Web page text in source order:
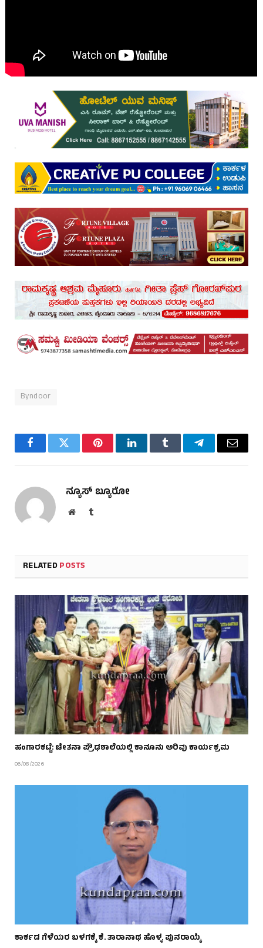
Byndoor
FacebookTwitter PinterestLinkedInTumblr TelegramEmail
ನ್ಯೂಸ್ ಬ್ಯೂರೋ
WebsiteTumblr
RELATEDPOSTS
ಹಂಗಾರಕಟ್ಟೆ: ಚೇತನಾ ಪ್ರೌಢಶಾಲೆಯಲ್ಲಿ ಕಾನೂನು ಅರಿವು ಕಾರ್ಯಕ್ರಮ
06/08/2026
ಕಾರ್ಕಡ ಗೆಳೆಯರ ಬಳಗಕ್ಕೆ ಕೆ. ತಾರಾನಾಥ ಹೊಳ್ಳ ಪುನರಾಯ್ಕೆ